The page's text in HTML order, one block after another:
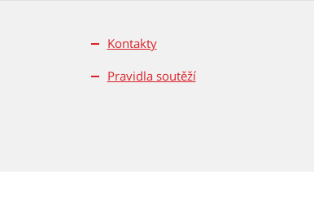
Kontakty
Pravidla soutěží